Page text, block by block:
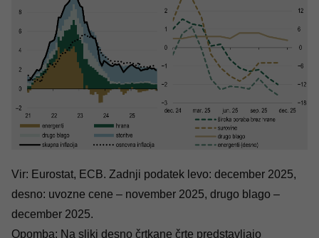
Vir: Eurostat, ECB. Zadnji podatek levo: december 2025,
desno: uvozne cene – november 2025, drugo blago –
december 2025.
Opomba: Na sliki desno črtkane črte predstavljajo